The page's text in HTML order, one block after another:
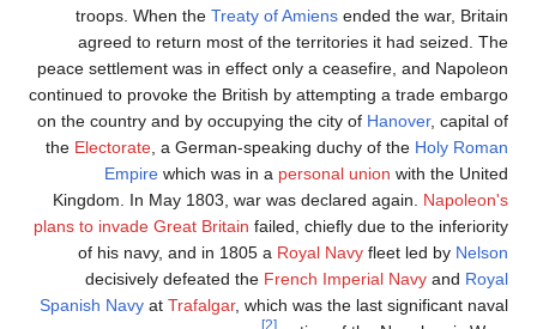
troops. When the Treaty of Amiens ended the war, Britain
agreed to return most of the territories it had seized. The
peace settlement was in effect only a ceasefire, and Napoleon
continued to provoke the British by attempting a trade embargo
on the country and by occupying the city of Hanover, capital of
the Electorate , a German-speaking duchy of the Holy Roman
Empire which was in a personal union with the United
Kingdom. In May 1803, war was declared again. Napoleon's
plans to invade Great Britain failed, chiefly due to the inferiority
of his navy, and in 1805 a Royal Navy fleet led by Nelson
decisively defeated the French Imperial Navy and Royal
Spanish Navy at Trafalgar, which was the last significant naval
[2]